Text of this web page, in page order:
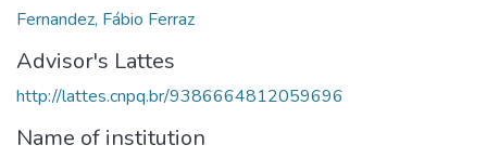
Fernandez, Fábio Ferraz
Advisor's Lattes
http://lattes.cnpq.br/9386664812059696
Name of institution